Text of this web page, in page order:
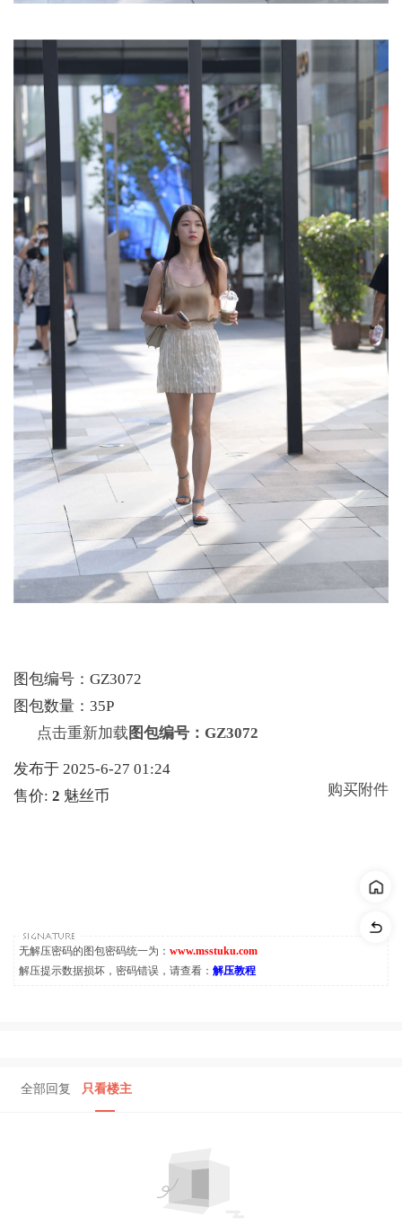
图包编号：GZ3072
图包数量：35P
点击重新加载 图包编号：GZ3072
发布于 2025-6-27 01:24
售价: 2 魅丝币 购买附件
无解压密码的图包密码统一为： www.msstuku.com
解压提示数据损坏，密码错误，请查看： 解压教程
全部回复 只看楼主